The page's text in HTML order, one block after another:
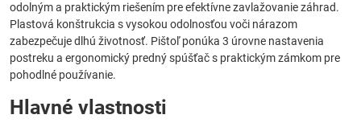
odolným a praktickým riešením pre efektívne zavlažovanie záhrad.
Plastová konštrukcia s vysokou odolnosťou voči nárazom
zabezpečuje dlhú životnosť. Pištoľ ponúka 3 úrovne nastavenia
postreku a ergonomický predný spúšťač s praktickým zámkom pre
pohodlné používanie.
Hlavné vlastnosti